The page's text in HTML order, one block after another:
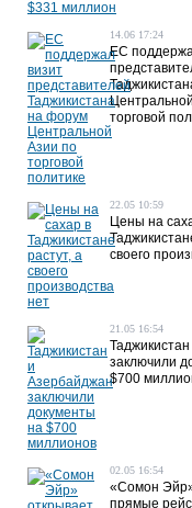
14.06 17:24
ЕС
торговой
22.05 10:59
Цены на
своего
21.05 16:54
заключили
$700
02.05 16:54
«Сомон
прямые